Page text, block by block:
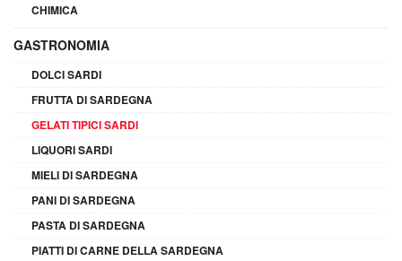
CHIMICA
GASTRONOMIA
DOLCI SARDI
FRUTTA DI SARDEGNA
GELATI TIPICI SARDI
LIQUORI SARDI
MIELI DI SARDEGNA
PANI DI SARDEGNA
PASTA DI SARDEGNA
PIATTI DI CARNE DELLA SARDEGNA